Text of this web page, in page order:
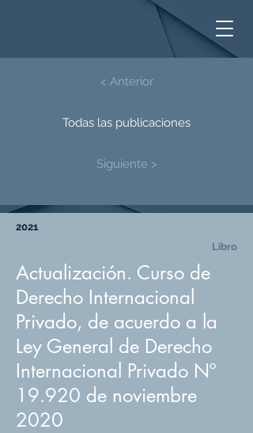
Actualización. Curso de
Derecho Internacional
Privado, de acuerdo a la
Ley General de Derecho
Internacional Privado Nº
19.920 de noviembre
2020
2021
Libro
< Anterior
Todas las publicaciones
Siguiente >